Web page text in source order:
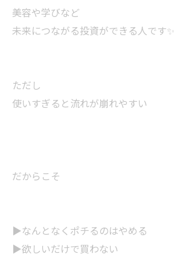
美容や学びなど
未来につながる投資ができる人です✨
ただし
使いすぎると流れが崩れやすい
だからこそ
▶︎なんとなくポチるのはやめる
▶︎欲しいだけで買わない